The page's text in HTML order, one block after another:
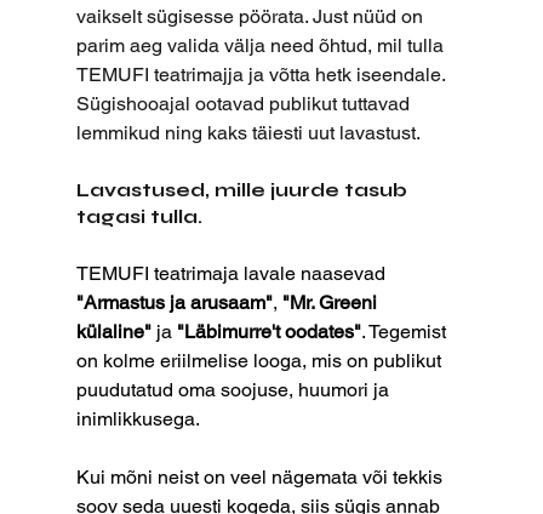
vaikselt sügisesse pöörata. Just nüüd on
parim aeg valida välja need õhtud, mil tulla
TEMUFI teatrimajja ja võtta hetk iseendale.
Sügishooajal ootavad publikut tuttavad
lemmikud ning kaks täiesti uut lavastust.
Lavastused, mille juurde tasub
tagasi tulla.
TEMUFI teatrimaja lavale naasevad
"Armastus ja arusaam", "Mr. Greeni
külaline" ja "Läbimurre't oodates". Tegemist
on kolme eriilmelise looga, mis on publikut
puudutatud oma soojuse, huumori ja
inimlikkusega.
Kui mõni neist on veel nägemata või tekkis
soov seda uuesti kogeda, siis sügis annab